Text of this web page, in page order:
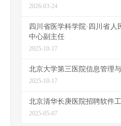
2026-03-24
四川省医学科学院·四川省
中心副主任
2025-10-17
北京大学第三医院信息管理
2025-10-17
北京清华长庚医院招聘软件
2025-05-07